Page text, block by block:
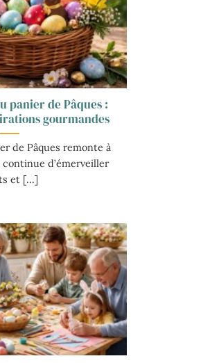
panier de Pâques :
gourmandes
de Pâques remonte à
d’émerveiller
et [...]